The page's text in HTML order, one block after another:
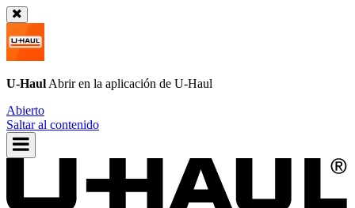
U-Haul Abrir en la aplicación de U-Haul
Abierto
Saltar al contenido